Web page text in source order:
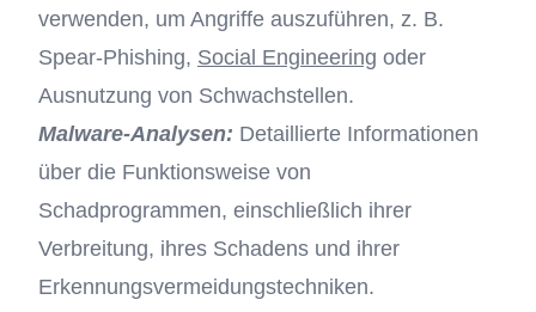
verwenden, um Angriffe auszuführen, z. B.
Spear-Phishing, Social Engineering oder
Ausnutzung von Schwachstellen.
Malware-Analysen: Detaillierte Informationen
über die Funktionsweise von
Schadprogrammen, einschließlich ihrer
Verbreitung, ihres Schadens und ihrer
Erkennungsvermeidungstechniken.